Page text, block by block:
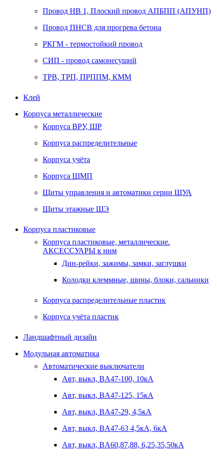
Провод НВ 1, Плоский провод АПБПП (АПУНП)
Провод ПНСВ для прогрева бетона
РКГМ - термостойкий провод
СИП - провод самонесущий
ТРВ, ТРП, ПРППМ, КММ
Клей
Корпуса металлические
Корпуса ВРУ, ШР
Корпуса распределительные
Корпуса учёта
Корпуса ЩМП
Щиты управления и автоматики серии ЩУА
Щиты этажные ЩЭ
Корпуса пластиковые
Корпуса пластиковые, металлические.
АКСЕССУАРЫ к ним
Дин-рейки, зажимы, замки, заглушки
Колодки клеммные, шины, блоки, сальники
Корпуса распределительные пластик
Корпуса учёта пластик
Ландшафтный дизайн
Модульная автоматика
Автоматические выключатели
Авт, выкл, BA47-100, 10кА
Авт, выкл, BA47-125, 15кА
Авт, выкл, BA47-29, 4,5кА
Авт, выкл, BA47-63 4,5кА, 6кА
Авт, выкл, BA60,87,88, 6,25,35,50кА